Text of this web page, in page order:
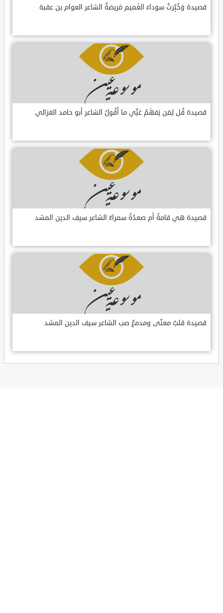
قصيدة وَخُبِّرتُ سوداءَ الغَميم مَريضةٌ الشاعر العوام بن عقبة
قصيدة قُل لِمَن يَفهَمُ عَنِّي ما أَقُولُ الشاعر أبو حامد الغزالي
قصيدة هي قامةُ أم صعدُةُ سمراءُ الشاعر سيف الدين المشد
قصيدة قلبٌ معنّى ومدمعٌ صب الشاعر سيف الدين المشد